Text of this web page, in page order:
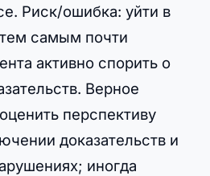
Риск/ошибка: уйти в
самым почти
активно спорить о
Верное
перспективу
доказательств и
иногда